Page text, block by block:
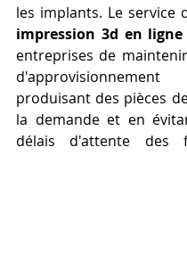
les implants. Le service
impression 3d en ligne
entreprises de
produisant des pièces
la demande et en
délais d'attente des